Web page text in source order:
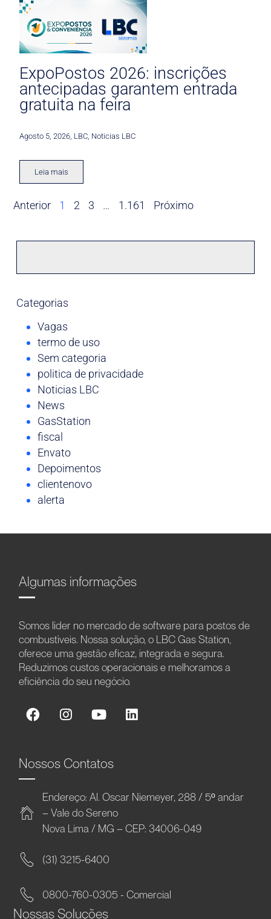
ExpoPostos 2026: inscrições
antecipadas garantem entrada
gratuita na feira
Agosto 5, 2026 LBC Noticias LBC
Leia mais
Anterior 1 2 3 … 1.161 Próximo
Categorias
Vagas
termo de uso
Sem categoria
politica de privacidade
Noticias LBC
News
GasStation
fiscal
Envato
Depoimentos
clientenovo
alerta
Algumas informações
Somos líder no mercado de software para postos de
combustíveis. Nossa solução, o LBC Gas Station,
oferece uma gestão eficaz, integrada e segura.
Reduzimos custos operacionais e melhoramos a
eficiência do seu negócio.
Nossos Contatos
Endereço: Al. Oscar Niemeyer, 288 / 5º andar
– Vale do Sereno
Nova Lima / MG – CEP: 34006-049
(31) 3215-6400
0800-760-0305 - Comercial
Nossas Soluções